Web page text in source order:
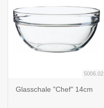
5006.02
Glasschale "Chef" 14cm